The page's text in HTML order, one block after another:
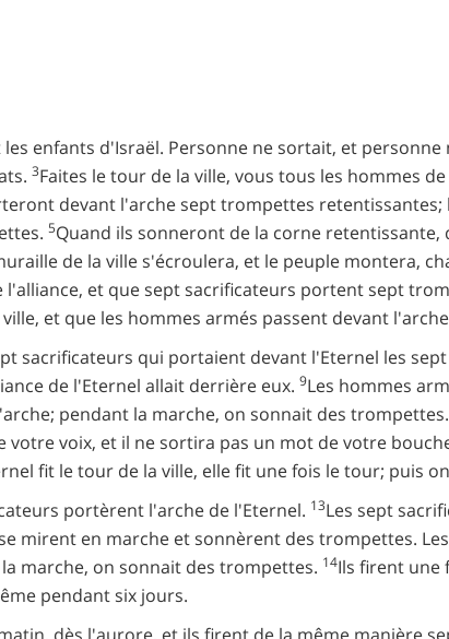
enfants d'Israël. Personne ne sortait, et
3Faites le tour de la ville, vous tous les hommes
devant l'arche sept trompettes retentissantes;
5Quand ils sonneront de la corne
de la ville s'écroulera, et le peuple montera,
et que sept sacrificateurs portent sept
et que les hommes armés passent devant
sacrificateurs qui portaient devant l'Eternel les
de l'Eternel allait derrière eux. 9Les hommes
pendant la marche, on sonnait des trompettes.
voix, et il ne sortira pas un mot de votre
fit le tour de la ville, elle fit une fois le tour; puis
portèrent l'arche de l'Eternel. 13Les sept
mirent en marche et sonnèrent des trompettes.
marche, on sonnait des trompettes. 14Ils firent une
pendant six jours.